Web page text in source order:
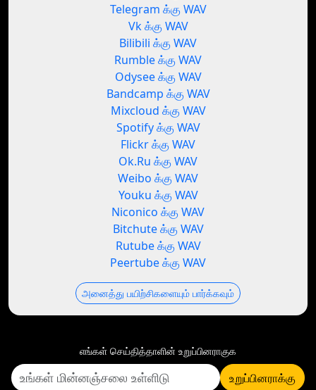
Telegram க்கு WAV
Vk க்கு WAV
Bilibili க்கு WAV
Rumble க்கு WAV
Odysee க்கு WAV
Bandcamp க்கு WAV
Mixcloud க்கு WAV
Spotify க்கு WAV
Flickr க்கு WAV
Ok.Ru க்கு WAV
Weibo க்கு WAV
Youku க்கு WAV
Niconico க்கு WAV
Bitchute க்கு WAV
Rutube க்கு WAV
Peertube க்கு WAV
அனைத்து பயிற்சிகளையும் பார்க்கவும்
எங்கள் செய்தித்தாளின் உறுப்பினராகுக
உறுப்பினராக்கு